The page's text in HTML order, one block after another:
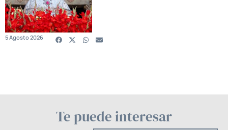
5 Agosto 2026
Te puede interesar